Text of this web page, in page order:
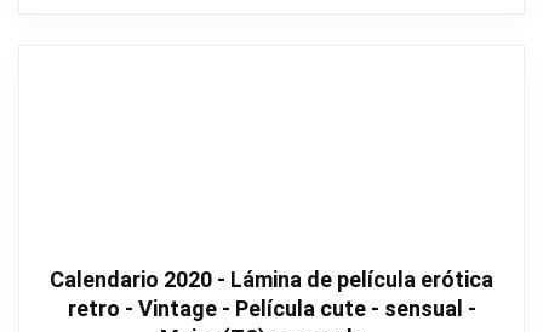
Calendario 2020 - Lámina de película erótica
retro - Vintage - Película cute - sensual -